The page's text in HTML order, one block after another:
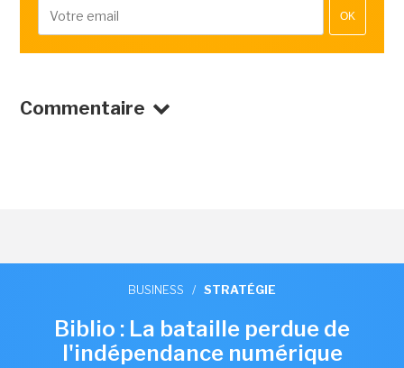
OK
Commentaire
BUSINESS / STRATÉGIE
Biblio : La bataille perdue de
l'indépendance numérique